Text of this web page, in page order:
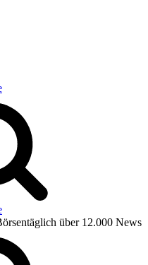
über 12.000 News